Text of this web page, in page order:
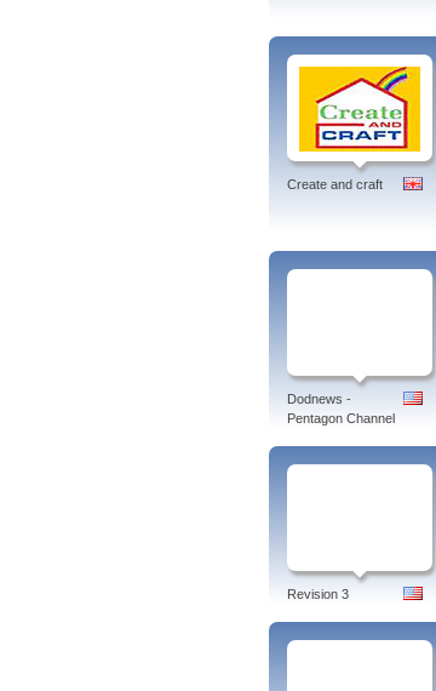
Create and craft
Dodnews -
Pentagon Channel
Revision 3